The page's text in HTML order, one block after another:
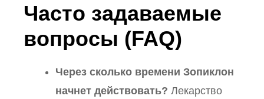
Часто задаваемые
вопросы (FAQ)
Через сколько времени Зопиклон
начнет действовать? Лекарство